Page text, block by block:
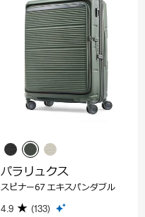
パラリュクス
スピナー67 エキスパンダブル
4.9 (133)